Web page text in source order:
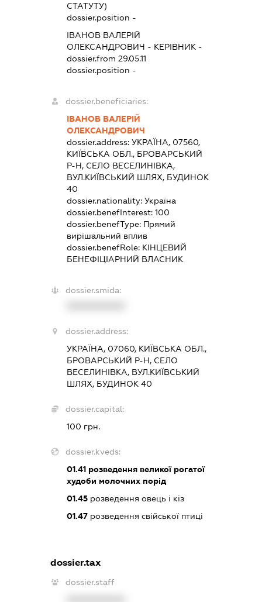
СТАТУТУ)
dossier.position -
ІВАНОВ ВАЛЕРІЙ
ОЛЕКСАНДРОВИЧ - КЕРІВНИК -
dossier.from 29.05.11
dossier.position -
dossier.beneficiaries:
ІВАНОВ ВАЛЕРІЙ
ОЛЕКСАНДРОВИЧ
dossier.address: УКРАЇНА, 07560,
КИЇВСЬКА ОБЛ., БРОВАРСЬКИЙ
Р-Н, СЕЛО ВЕСЕЛИНІВКА,
ВУЛ.КИЇВСЬКИЙ ШЛЯХ, БУДИНОК
40
dossier.nationality: Україна
dossier.benefInterest: 100
dossier.benefType: Прямий
вирішальний вплив
dossier.benefRole: КІНЦЕВИЙ
БЕНЕФІЦІАРНИЙ ВЛАСНИК
dossier.smida:
dossier.address:
УКРАЇНА, 07060, КИЇВСЬКА ОБЛ.,
БРОВАРСЬКИЙ Р-Н, СЕЛО
ВЕСЕЛИНІВКА, ВУЛ.КИЇВСЬКИЙ
ШЛЯХ, БУДИНОК 40
dossier.capital:
100 грн.
dossier.kveds:
01.41розведення великої рогатої
худоби молочних порід
01.45розведення овець і кіз
01.47розведення свійської птиці
dossier.tax
dossier.staff